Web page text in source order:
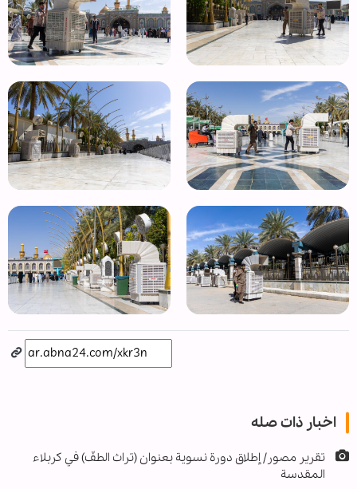
اخبار ذات صله
تقرير مصور/ إطلاق دورة نسوية بعنوان (تراث الطفّ) في كربلاء
المقدسة